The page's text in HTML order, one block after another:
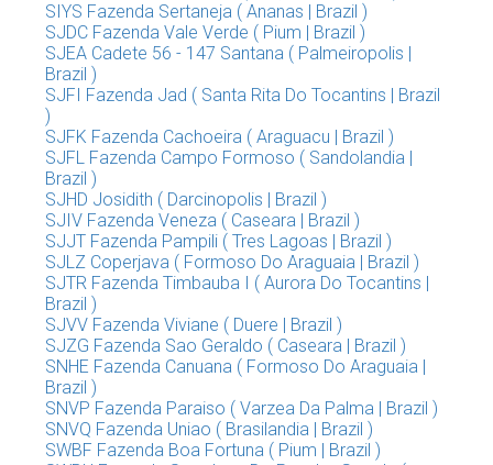
SIYS Fazenda Sertaneja ( Ananas | Brazil )
SJDC Fazenda Vale Verde ( Pium | Brazil )
SJEA Cadete 56 - 147 Santana ( Palmeiropolis |
Brazil )
SJFI Fazenda Jad ( Santa Rita Do Tocantins | Brazil
)
SJFK Fazenda Cachoeira ( Araguacu | Brazil )
SJFL Fazenda Campo Formoso ( Sandolandia |
Brazil )
SJHD Josidith ( Darcinopolis | Brazil )
SJIV Fazenda Veneza ( Caseara | Brazil )
SJJT Fazenda Pampili ( Tres Lagoas | Brazil )
SJLZ Coperjava ( Formoso Do Araguaia | Brazil )
SJTR Fazenda Timbauba I ( Aurora Do Tocantins |
Brazil )
SJVV Fazenda Viviane ( Duere | Brazil )
SJZG Fazenda Sao Geraldo ( Caseara | Brazil )
SNHE Fazenda Canuana ( Formoso Do Araguaia |
Brazil )
SNVP Fazenda Paraiso ( Varzea Da Palma | Brazil )
SNVQ Fazenda Uniao ( Brasilandia | Brazil )
SWBF Fazenda Boa Fortuna ( Pium | Brazil )